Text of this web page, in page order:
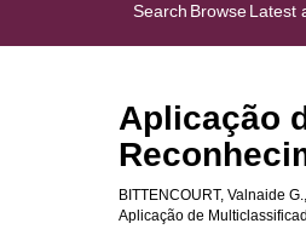
Search BrowseLatest
Aplicação
BITTENCOURT, Valnaide G.,
Aplicação de